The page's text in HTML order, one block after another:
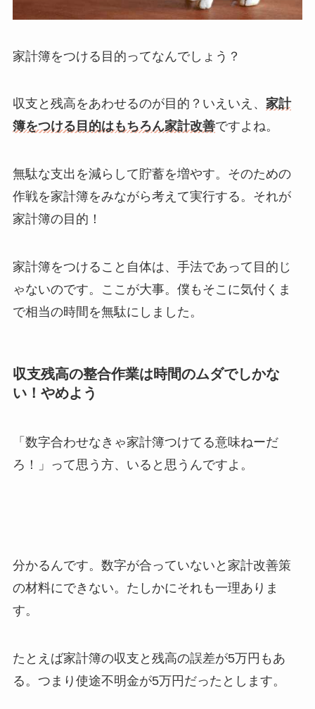
家計簿をつける目的ってなんでしょう？
収支と残高をあわせるのが目的？いえいえ、 家計
簿をつける目的はもちろん家計改善ですよね。
無駄な支出を減らして貯蓄を増やす。そのための
作戦を家計簿をみながら考えて実行する。それが
家計簿の目的！
家計簿をつけること自体は、手法であって目的じ
ゃないのです。ここが大事。僕もそこに気付くま
で相当の時間を無駄にしました。
収支残高の整合作業は時間のムダでしかな
い！やめよう
「数字合わせなきゃ家計簿つけてる意味ねーだ
ろ！」って思う方、いると思うんですよ。
分かるんです。数字が合っていないと家計改善策
の材料にできない。たしかにそれも一理ありま
す。
たとえば家計簿の収支と残高の誤差が5万円もあ
る。つまり使途不明金が5万円だったとします。